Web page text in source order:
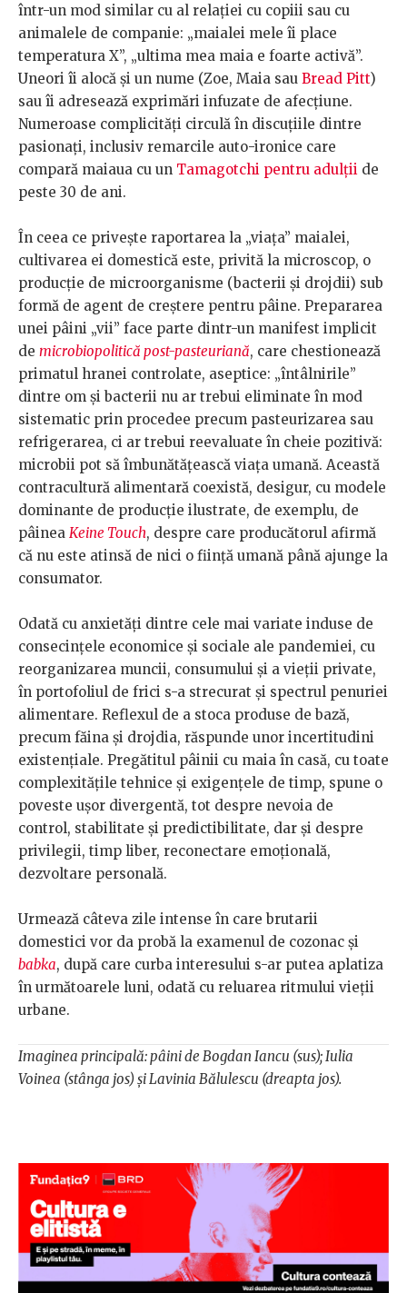
într-un mod similar cu al relației cu copiii sau cu
animalele de companie: „maialei mele îi place
temperatura X”, „ultima mea maia e foarte activă”.
Uneori îi alocă și un nume (Zoe, Maia sau Bread Pitt)
sau îi adresează exprimări infuzate de afecțiune.
Numeroase complicități circulă în discuțiile dintre
pasionați, inclusiv remarcile auto-ironice care
compară maiaua cu un Tamagotchi pentru adulții de
peste 30 de ani.
În ceea ce privește raportarea la „viața” maialei,
cultivarea ei domestică este, privită la microscop, o
producție de microorganisme (bacterii și drojdii) sub
formă de agent de creștere pentru pâine. Prepararea
unei pâini „vii” face parte dintr-un manifest implicit
de microbiopolitică post-pasteuriană, care chestionează
primatul hranei controlate, aseptice: „întâlnirile”
dintre om și bacterii nu ar trebui eliminate în mod
sistematic prin procedee precum pasteurizarea sau
refrigerarea, ci ar trebui reevaluate în cheie pozitivă:
microbii pot să îmbunătățească viața umană. Această
contracultură alimentară coexistă, desigur, cu modele
dominante de producție ilustrate, de exemplu, de
pâinea Keine Touch, despre care producătorul afirmă
că nu este atinsă de nici o ființă umană până ajunge la
consumator.
Odată cu anxietăți dintre cele mai variate induse de
consecințele economice și sociale ale pandemiei, cu
reorganizarea muncii, consumului și a vieții private,
în portofoliul de frici s-a strecurat și spectrul penuriei
alimentare. Reflexul de a stoca produse de bază,
precum făina și drojdia, răspunde unor incertitudini
existențiale. Pregătitul pâinii cu maia în casă, cu toate
complexitățile tehnice și exigențele de timp, spune o
poveste ușor divergentă, tot despre nevoia de
control, stabilitate și predictibilitate, dar și despre
privilegii, timp liber, reconectare emoțională,
dezvoltare personală.
Urmează câteva zile intense în care brutarii
domestici vor da probă la examenul de cozonac și
babka, după care curba interesului s-ar putea aplatiza
în următoarele luni, odată cu reluarea ritmului vieții
urbane.
Imaginea principală: pâini de Bogdan Iancu (sus); Iulia
Voinea (stânga jos) și Lavinia Bălulescu (dreapta jos).